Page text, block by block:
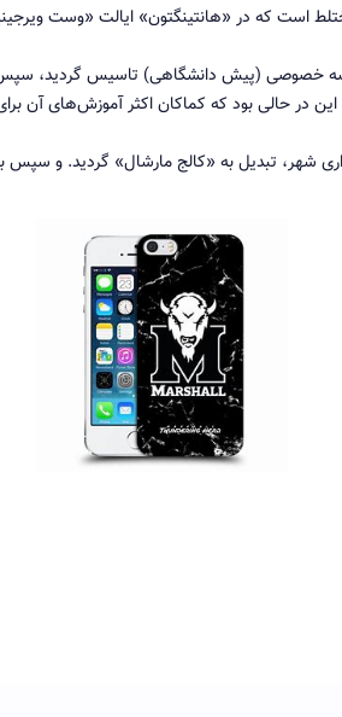
این در حالی بود که کماکان اکثر آموزش‌های آن